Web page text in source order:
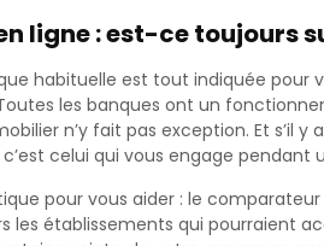
ligne : est-ce toujours
habituelle est tout indiquée pour
Toutes les banques ont un
n’y fait pas exception. Et s’il
celui qui vous engage pendant
pour vous aider : le
les établissements qui pourraient